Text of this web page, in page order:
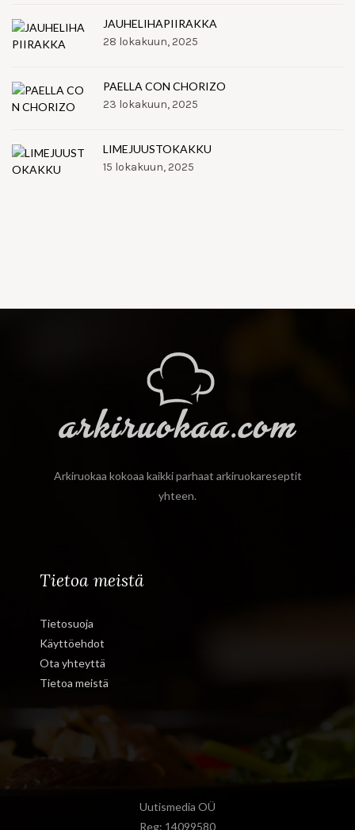
JAUHELIHAPIIRAKKA
28 lokakuun, 2025
PAELLA CON CHORIZO
23 lokakuun, 2025
LIMEJUUSTOKAKKU
15 lokakuun, 2025
Arkiruokaa kokoaa kaikki parhaat arkiruokareseptit
yhteen.
Tietoa meistä
Tietosuoja
Käyttöehdot
Ota yhteyttä
Tietoa meistä
Uutismedia OÜ
Reg: 14099580